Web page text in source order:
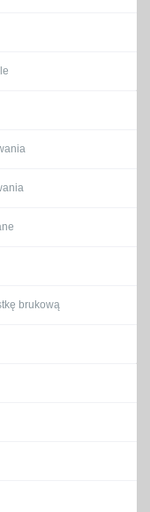
brukową